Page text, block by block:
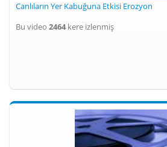
Canlıların Yer Kabuğuna Etkisi Erozyon
Bu video 2464kere izlenmiş